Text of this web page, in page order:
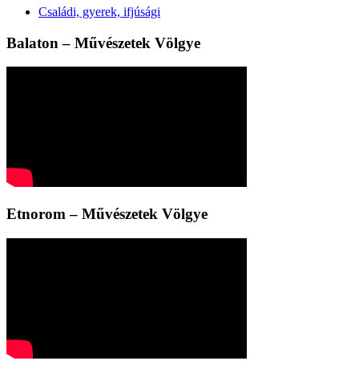
Családi, gyerek, ifjúsági
Balaton – Művészetek Völgye
Etnorom – Művészetek Völgye